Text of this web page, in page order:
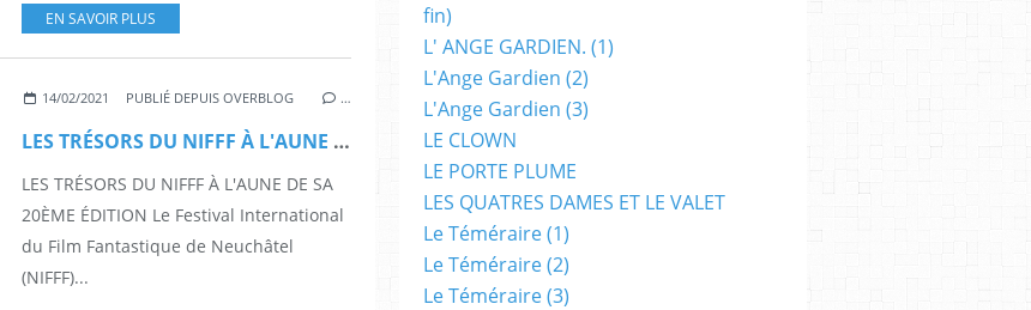
EN SAVOIR PLUS
COMPÉTITION INTERNATIONALE,COURTS-MÉTRAGES FANTASTIQUE EPOUVANTE FESTIVAL ZOMBIES
14/02/2021 PUBLIÉ DEPUIS OVERBLOG …
LES TRÉSORS DU NIFFF À L'AUNE DE SA 20ÈME ÉDITION
LES TRÉSORS DU NIFFF À L'AUNE DE SA
20ÈME ÉDITION Le Festival International
du Film Fantastique de Neuchâtel
(NIFFF)...
fin)
L' ANGE GARDIEN. (1)
L'Ange Gardien (2)
L'Ange Gardien (3)
LE CLOWN
LE PORTE PLUME
LES QUATRES DAMES ET LE VALET
Le Téméraire (1)
Le Téméraire (2)
Le Téméraire (3)